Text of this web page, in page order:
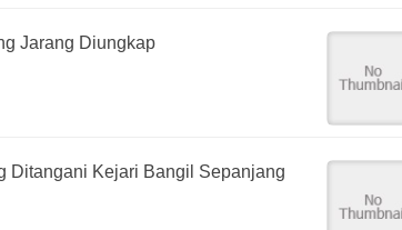
Jarang Diungkap
Ditangani Kejari Bangil Sepanjang